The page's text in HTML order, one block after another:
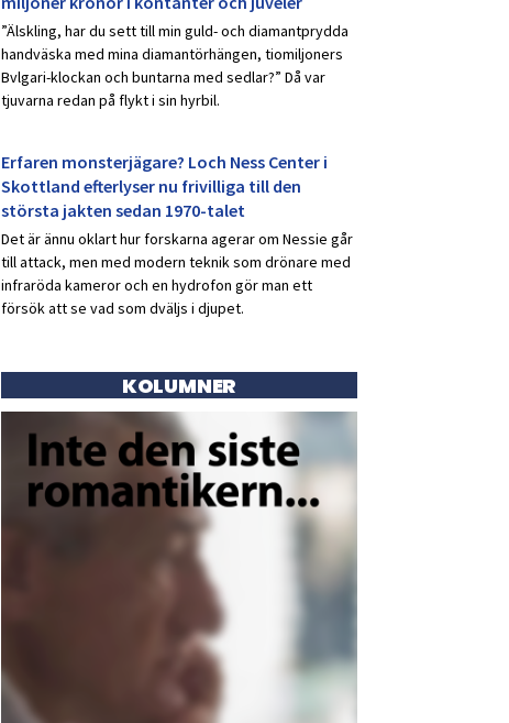
”Älskling, har du sett till min guld- och diamantprydda
handväska med mina diamantörhängen, tiomiljoners
Bvlgari-klockan och buntarna med sedlar?” Då var
tjuvarna redan på flykt i sin hyrbil.
Erfaren monsterjägare? Loch Ness Center i
Skottland efterlyser nu frivilliga till den
största jakten sedan 1970-talet
Det är ännu oklart hur forskarna agerar om Nessie går
till attack, men med modern teknik som drönare med
infraröda kameror och en hydrofon gör man ett
försök att se vad som dväljs i djupet.
KOLUMNER